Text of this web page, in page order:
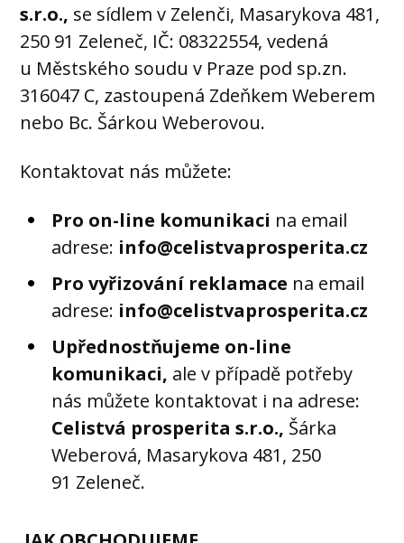
s.r.o., se sídlem v Zelenči, Masarykova 481,
250 91 Zeleneč, IČ: 08322554, vedená
u Městského soudu v Praze pod sp.zn.
316047 C, zastoupená Zdeňkem Weberem
nebo Bc. Šárkou Weberovou.
Kontaktovat nás můžete:
Pro on-line komunikaci na email
adrese: info@celistvaprosperita.cz
Pro vyřizování reklamace na email
adrese: info@celistvaprosperita.cz
Upřednostňujeme on-line
komunikaci, ale v případě potřeby
nás můžete kontaktovat i na adrese:
Celistvá prosperita s.r.o., Šárka
Weberová, Masarykova 481, 250
91 Zeleneč.